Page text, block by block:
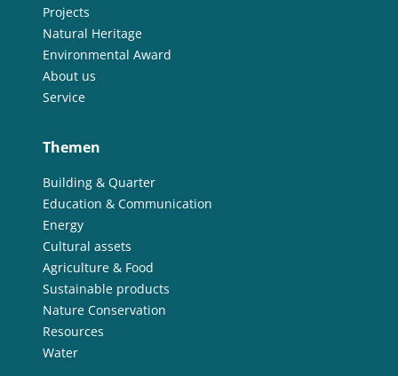
Projects
Natural Heritage
Environmental Award
About us
Service
Themen
Building & Quarter
Education & Communication
Energy
Cultural assets
Agriculture & Food
Sustainable products
Nature Conservation
Resources
Water